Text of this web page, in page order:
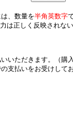
、数量を半角英数字
正しく反映されない
いただきます。（購
支払いをお受けしてお